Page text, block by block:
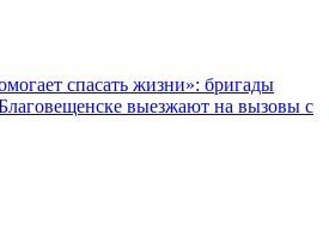
спасать жизни»: бригады
выезжают на вызовы с